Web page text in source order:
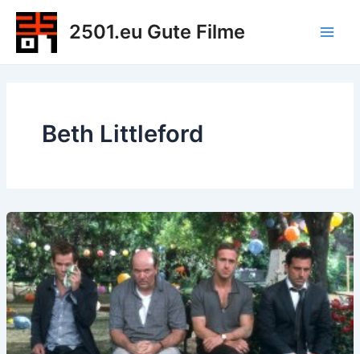
Zum
Inhalt
springen
2501.eu Gute Filme
Beth Littleford